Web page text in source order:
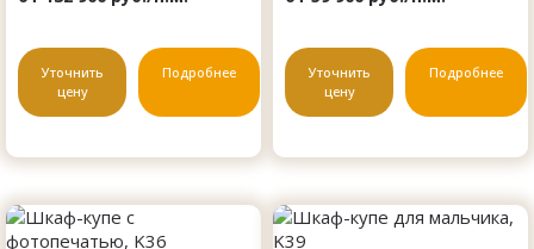
Уточнить
цену
Подробнее
Уточнить
цену
Подробнее